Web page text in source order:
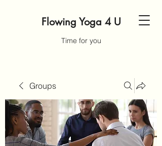
Flowing Yoga 4 U
Time for you
Groups